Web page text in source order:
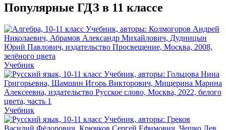
Популярные ГДЗ в 11 классе
Учебник
Учебник